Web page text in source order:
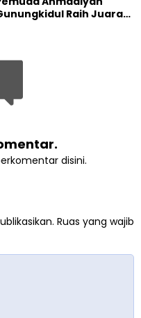
Raih Juara
disini.
Ruas yang wajib